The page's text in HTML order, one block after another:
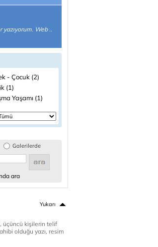
Web ..
- Çocuk (2)
(1)
Yaşamı (1)
Galerilerde
ara
Yukarı
üçüncü kişilerin telif
olduğu yazı, resim